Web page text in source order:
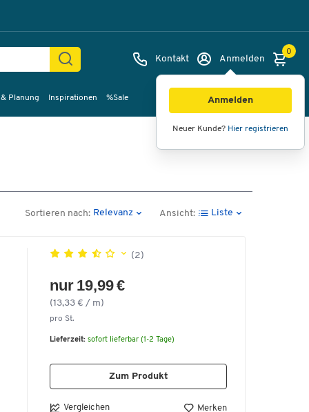
Kontakt Anmelden
Anmelden
Neuer Kunde? Hier registrieren
0
Planung Inspirationen %Sale
Sortieren nach: Relevanz Ansicht: Liste
(2)
nur 19,99 €
(13,33 € / m)
pro St.
Lieferzeit: sofort lieferbar (1-2 Tage)
Zum Produkt
Vergleichen Merken